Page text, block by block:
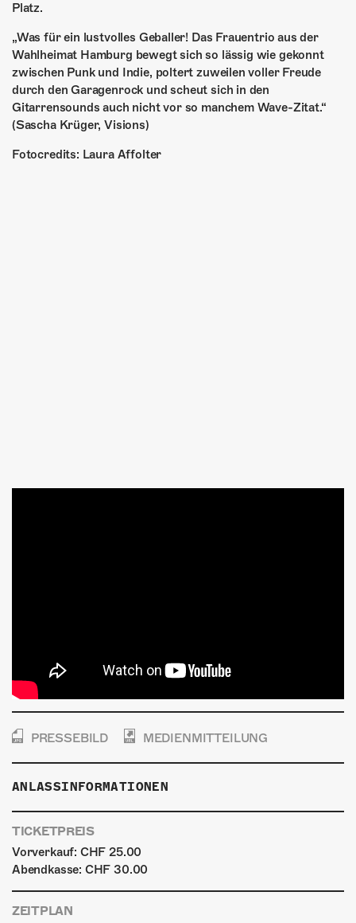
Platz.
„Was für ein lustvolles Geballer! Das Frauentrio aus der
Wahlheimat Hamburg bewegt sich so lässig wie gekonnt
zwischen Punk und Indie, poltert zuweilen voller Freude
durch den Garagenrock und scheut sich in den
Gitarrensounds auch nicht vor so manchem Wave-Zitat.“
(Sascha Krüger, Visions)
Fotocredits: Laura Affolter
PRESSEBILD MEDIENMITTEILUNG
ANLASSINFORMATIONEN
TICKETPREIS
Vorverkauf: CHF 25.00
Abendkasse: CHF 30.00
ZEITPLAN